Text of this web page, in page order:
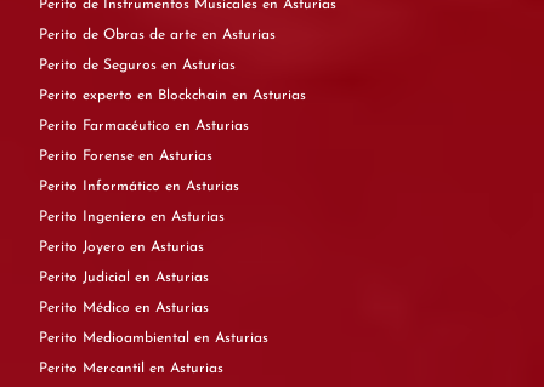
Perito de Instrumentos Musicales en Asturias
Perito de Obras de arte en Asturias
Perito de Seguros en Asturias
Perito experto en Blockchain en Asturias
Perito Farmacéutico en Asturias
Perito Forense en Asturias
Perito Informático en Asturias
Perito Ingeniero en Asturias
Perito Joyero en Asturias
Perito Judicial en Asturias
Perito Médico en Asturias
Perito Medioambiental en Asturias
Perito Mercantil en Asturias